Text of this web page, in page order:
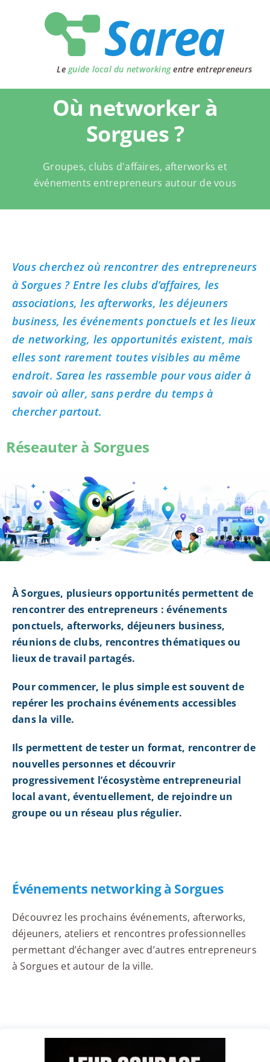
Le guide local du networkingentre entrepreneurs
Où networker à
Sorgues ?
Groupes, clubs d'affaires, afterworks et
événements entrepreneurs autour de vous
Vous cherchez où rencontrer des entrepreneurs
à Sorgues ? Entre les clubs d’affaires, les
associations, les afterworks, les déjeuners
business, les événements ponctuels et les lieux
de networking, les opportunités existent, mais
elles sont rarement toutes visibles au même
endroit. Sarea les rassemble pour vous aider à
savoir où aller, sans perdre du temps à
chercher partout.
Réseauter à Sorgues
À Sorgues, plusieurs opportunités permettent de
rencontrer des entrepreneurs : événements
ponctuels, afterworks, déjeuners business,
réunions de clubs, rencontres thématiques ou
lieux de travail partagés.
Pour commencer, le plus simple est souvent de
repérer les prochains événements accessibles
dans la ville.
Ils permettent de tester un format, rencontrer de
nouvelles personnes et découvrir
progressivement l’écosystème entrepreneurial
local avant, éventuellement, de rejoindre un
groupe ou un réseau plus régulier.
Événements networking à Sorgues
Découvrez les prochains événements, afterworks,
déjeuners, ateliers et rencontres professionnelles
permettant d’échanger avec d’autres entrepreneurs
à Sorgues et autour de la ville.